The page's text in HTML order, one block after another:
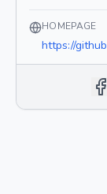
HOMEPAGE
https://